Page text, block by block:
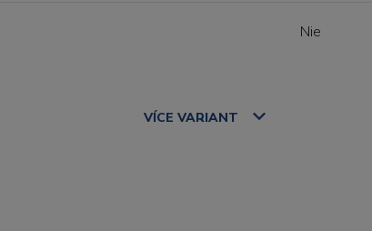
Nie
VÍCE VARIANT